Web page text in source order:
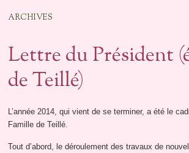
ARCHIVES
Lettre du Président
de Teillé)
L’année 2014, qui vient de se terminer, a été le
Famille de Teillé.
Tout d’abord, le déroulement des travaux de